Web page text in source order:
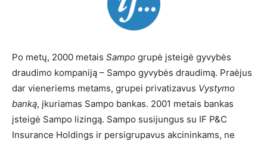
Po metų, 2000 metais Sampo grupė įsteigė gyvybės
draudimo kompaniją – Sampo gyvybės draudimą. Praėjus
dar vieneriems metams, grupei privatizavus Vystymo
banką, įkuriamas Sampo bankas. 2001 metais bankas
įsteigė Sampo lizingą. Sampo susijungus su IF P&C
Insurance Holdings ir persigrupavus akcininkams, ne